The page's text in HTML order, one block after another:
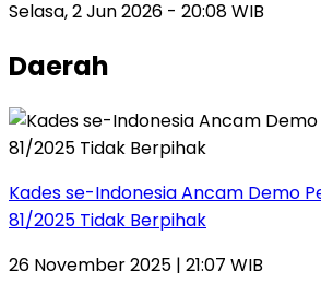
Selasa, 2 Jun 2026 - 20:08 WIB
Daerah
Kades se-Indonesia Ancam Demo
81/2025 Tidak Berpihak
26 November 2025 | 21:07 WIB